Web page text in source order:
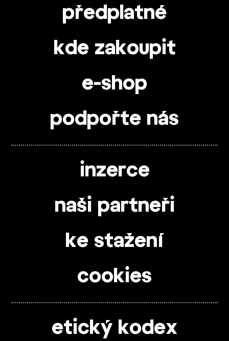
předplatné
kde zakoupit
e-shop
podpořte nás
inzerce
naši partneři
ke stažení
cookies
etický kodex